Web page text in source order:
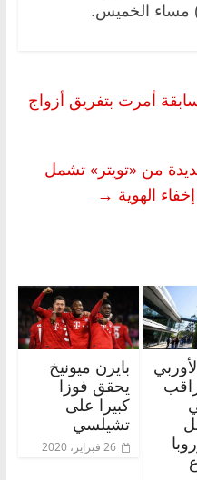
أمرت بتفريق أزواج
من «تويتر» تشمل
الهوية →
بايرن ميونيخ
يحقق فوزا
كبيرا على
تشيلسي
26 فبراير، 2020